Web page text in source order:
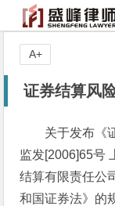
证券结算风
关于发布《
监发[2006]65号
结算有限责任公
和国证券法》的
A+